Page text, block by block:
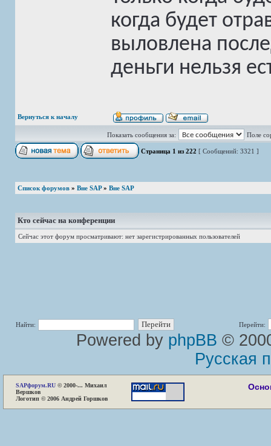
когда будет
выловлена
деньги нельзя
Вернуться к началу
Показать сообщения за: Поле
Страница 1 из 222 [ Сообщений: 3321 ]
Список форумов » Вне SAP» Вне SAP
Кто сейчас на конференции
Сейчас этот форум просматривают: нет зарегистрированных пользователей
Найти: Перейти:
Powered by phpBB ©
Русская
SAPфорум.RU © 2000-... Михаил
Вершков
Логотип © 2006 Андрей Горшков